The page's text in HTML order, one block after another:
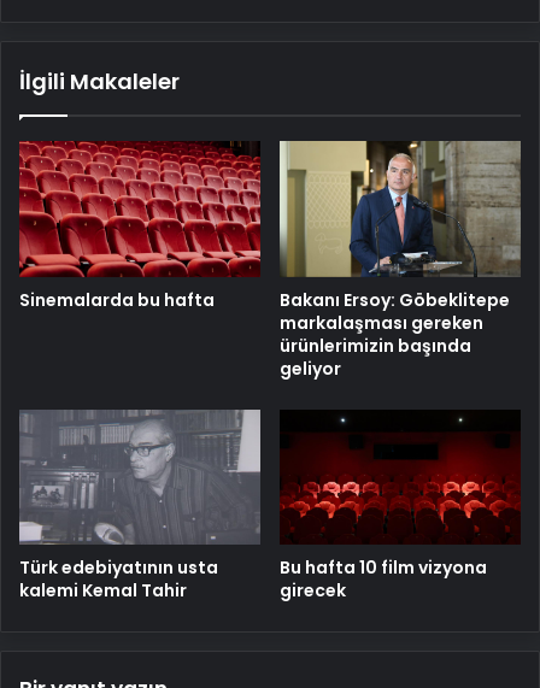
İlgili Makaleler
Sinemalarda bu hafta
Bakanı Ersoy: Göbeklitepe
markalaşması gereken
ürünlerimizin başında
geliyor
Türk edebiyatının usta
kalemi Kemal Tahir
Bu hafta 10 film vizyona
girecek